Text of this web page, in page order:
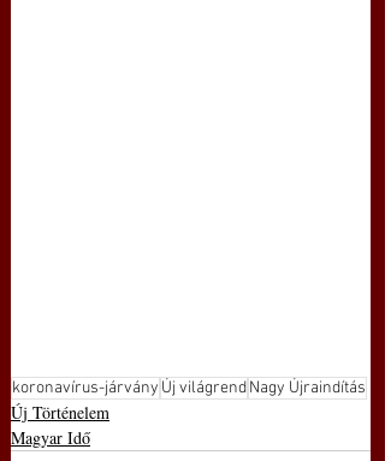
koronavírus-járvány Új világrendNagy Újraindítás
Új Történelem
Magyar Idő